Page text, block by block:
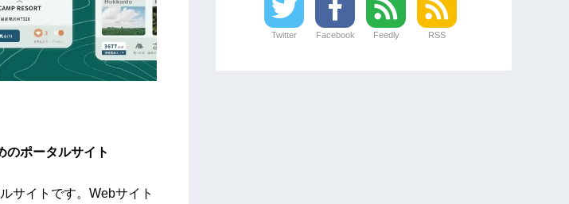
のポータルサイト
サイトです。Webサイト
Twitter Facebook Feedly RSS